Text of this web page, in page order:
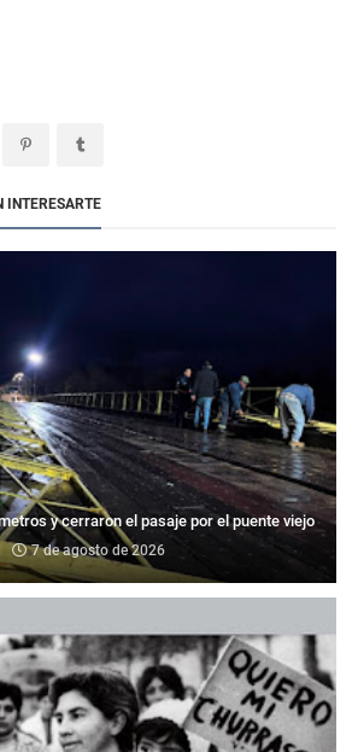
INTERESARTE
y cerraron el pasaje por el puente viejo
7 de agosto de 2026